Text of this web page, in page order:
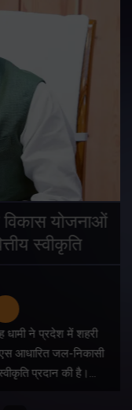
विकास योजनाओं
स्वीकृति
धामी ने प्रदेश में शहरी
आधारित जल-निकासी
प्रदान की है।…